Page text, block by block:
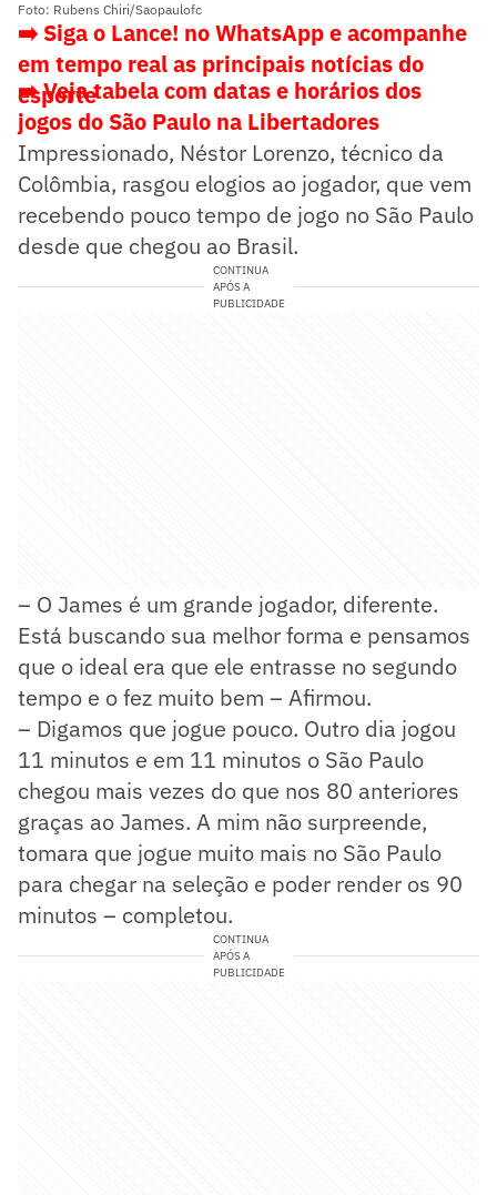
Foto: Rubens Chiri/Saopaulofc
➡️ Siga o Lance! no WhatsApp e acompanhe
em tempo real as principais notícias do
esporte
➡️ Veja tabela com datas e horários dos
jogos do São Paulo na Libertadores
Impressionado, Néstor Lorenzo, técnico da
Colômbia, rasgou elogios ao jogador, que vem
recebendo pouco tempo de jogo no São Paulo
desde que chegou ao Brasil.
CONTINUA
APÓS A
PUBLICIDADE
– O James é um grande jogador, diferente.
Está buscando sua melhor forma e pensamos
que o ideal era que ele entrasse no segundo
tempo e o fez muito bem – Afirmou.
– Digamos que jogue pouco. Outro dia jogou
11 minutos e em 11 minutos o São Paulo
chegou mais vezes do que nos 80 anteriores
graças ao James. A mim não surpreende,
tomara que jogue muito mais no São Paulo
para chegar na seleção e poder render os 90
minutos – completou.
CONTINUA
APÓS A
PUBLICIDADE